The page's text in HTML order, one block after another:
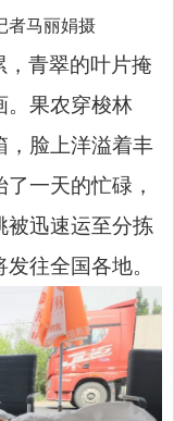
者马丽娟摄
青翠的叶片掩
。果农穿梭林
，脸上洋溢着丰
一天的忙碌，
被迅速运至分拣
往全国各地。